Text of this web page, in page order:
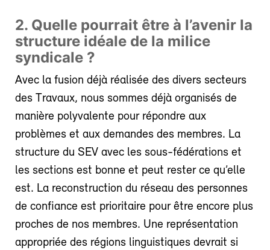
2. Quelle pourrait être à l’avenir la
structure idéale de la milice
syndicale ?
Avec la fusion déjà réalisée des divers secteurs
des Travaux, nous sommes déjà organisés de
manière polyvalente pour répondre aux
problèmes et aux demandes des membres. La
structure du SEV avec les sous-fédérations et
les sections est bonne et peut rester ce qu’elle
est. La reconstruction du réseau des personnes
de confiance est prioritaire pour être encore plus
proches de nos membres. Une représentation
appropriée des régions linguistiques devrait si